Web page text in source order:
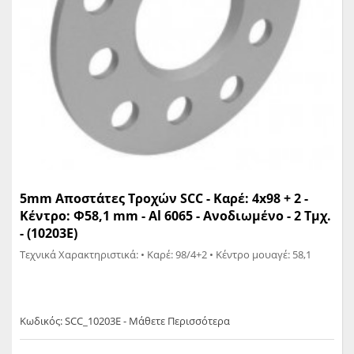
5mm Αποστάτες Τροχών SCC - Καρέ: 4x98 + 2 -
Κέντρο: Φ58,1 mm - Al 6065 - Ανοδιωμένο - 2 Tμχ.
- (10203E)
Τεχνικά Χαρακτηριστικά: • Καρέ: 98/4+2 • Κέντρο μουαγέ: 58,1
Κωδικός: SCC_10203E - Μάθετε Περισσότερα